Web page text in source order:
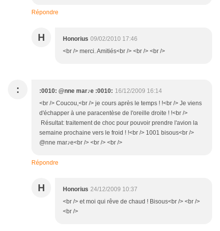
Répondre
H Honorius 09/02/2010 17:46
<br /> merci. Amitiés<br /> <br /> <br />
: :0010: @nne mar♪e :0010: 16/12/2009 16:14
<br /> Coucou,<br /> je cours après le temps ! !<br /> Je viens
d'échapper à une paracentèse de l'oreille droite ! !<br />
Résultat: traitement de choc pour pouvoir prendre l'avion la
semaine prochaine vers le froid ! !<br /> 1001 bisous<br />
@nne mar♪e<br /> <br /> <br />
Répondre
H Honorius 24/12/2009 10:37
<br /> et moi qui rêve de chaud ! Bisous<br /> <br />
<br />